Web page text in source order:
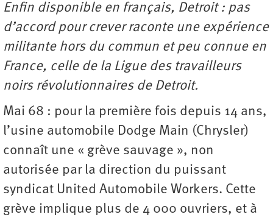
Enfin disponible en français, Detroit : pas
d’accord pour crever raconte une expérience
militante hors du commun et peu connue en
France, celle de la Ligue des travailleurs
noirs révolutionnaires de Detroit.
Mai 68 : pour la première fois depuis 14 ans,
l’usine automobile Dodge Main (Chrysler)
connaît une « grève sauvage », non
autorisée par la direction du puissant
syndicat United Automobile Workers. Cette
grève implique plus de 4 000 ouvriers, et à